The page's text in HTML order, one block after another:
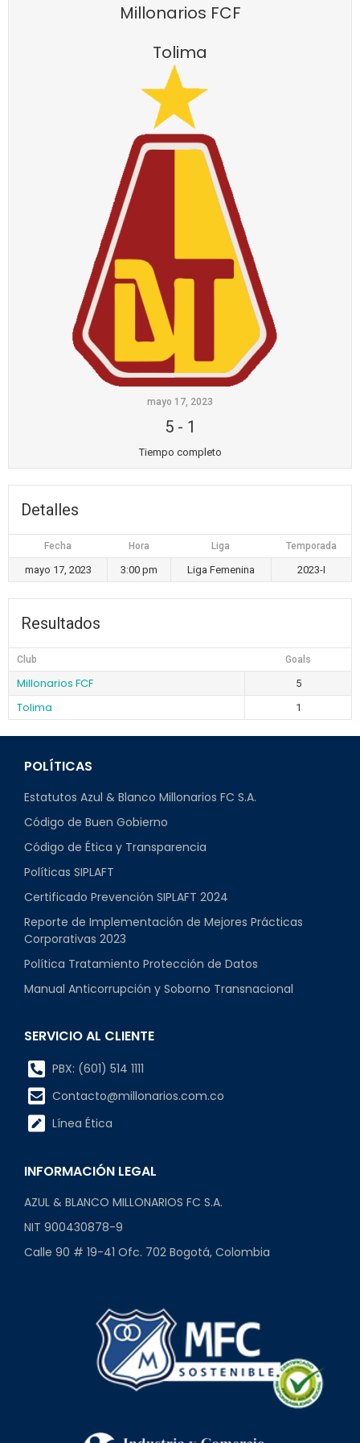
Millonarios FCF
Tolima
mayo 17, 2023
5- 1
Tiempo completo
Detalles
Fecha Hora Liga Temporada
mayo 17, 2023 3:00 pm Liga Femenina 2023-I
Resultados
Club Goals
Millonarios FCF 5
Tolima 1
POLÍTICAS
Estatutos Azul & Blanco Millonarios FC S.A.
Código de Buen Gobierno
Código de Ética y Transparencia
Políticas SIPLAFT
Certificado Prevención SIPLAFT 2024
Reporte de Implementación de Mejores Prácticas
Corporativas 2023
Política Tratamiento Protección de Datos
Manual Anticorrupción y Soborno Transnacional
SERVICIO AL CLIENTE
PBX: (601) 514 1111
Contacto@millonarios.com.co
Línea Ética
INFORMACIÓN LEGAL
AZUL & BLANCO MILLONARIOS FC S.A.
NIT 900430878-9
Calle 90 # 19-41 Ofc. 702 Bogotá, Colombia